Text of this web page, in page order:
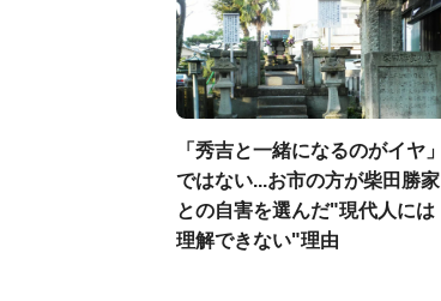
「秀吉と一緒になるのがイヤ」
ではない...お市の方が柴田勝家
との自害を選んだ"現代人には
理解できない"理由